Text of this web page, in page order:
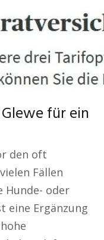
für ein
den oft
Fällen
Hunde- oder
eine Ergänzung